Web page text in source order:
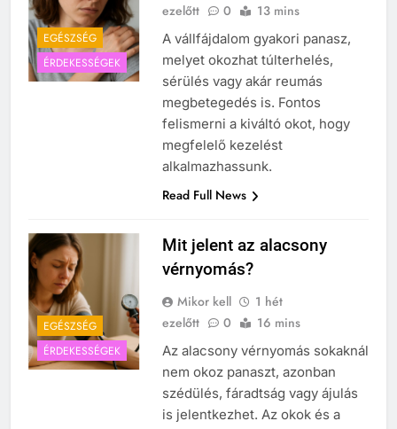
EGÉSZSÉG
ÉRDEKESSÉGEK
ezelőtt
0 13 mins
A vállfájdalom gyakori panasz,
melyet okozhat túlterhelés,
sérülés vagy akár reumás
megbetegedés is. Fontos
felismerni a kiváltó okot, hogy
megfelelő kezelést
alkalmazhassunk.
Read Full News
EGÉSZSÉG
ÉRDEKESSÉGEK
Mit jelent az alacsony
vérnyomás?
Mikor kell
1 hét
ezelőtt
0 16 mins
Az alacsony vérnyomás sokaknál
nem okoz panaszt, azonban
szédülés, fáradtság vagy ájulás
is jelentkezhet. Az okok és a